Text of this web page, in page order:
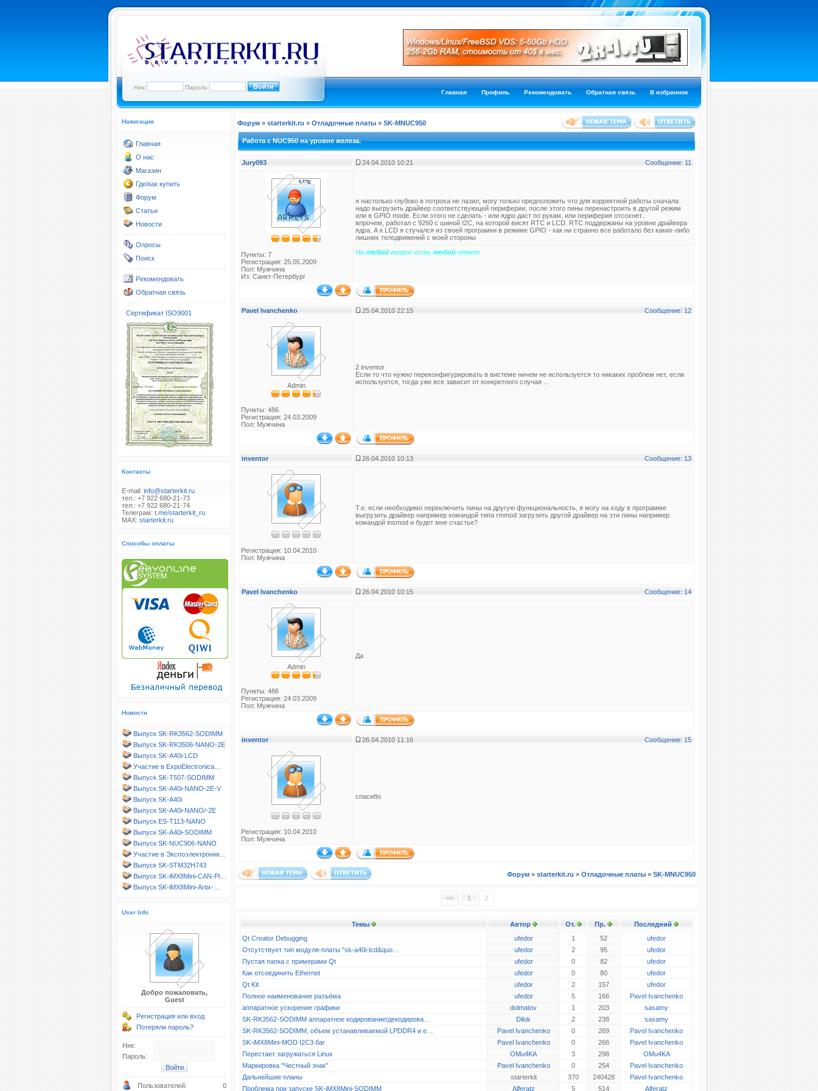
Ник: Пароль:
Главная Профиль Рекомендовать Обратная связь В избранное
Навигация
Главная
О нас
Магазин
Где/как купить
Форум
Статьи
Новости
Опросы
Поиск
Рекомендовать
Обратная связь
Сертификат ISO9001
Контакты
E-mail: info@starterkit.ru
тел.: +7 922 680-21-73
тел.: +7 922 680-21-74
Телеграм: t.me/starterkit_ru
MAX: starterkit.ru
Способы оплаты
Новости
Выпуск SK-RK3562-SODIMM
Выпуск SK-RK3506-NANO-2E
Выпуск SK-A40i-LCD
Участие в ExpoElectronica…
Выпуск SK-T507-SODIMM
Выпуск SK-A40i-NANO-2E-V
Выпуск SK-A40i
Выпуск SK-A40i-NANO/-2E
Выпуск ES-T113-NANO
Выпуск SK-A40i-SODIMM
Выпуск SK-NUC906-NANO
Участие в Экспоэлектроник…
Выпуск SK-STM32H743
Выпуск SK-iMX8Mini-CAN-Pl…
Выпуск SK-iMX8Mini-Artix-…
User Info
Добро пожаловать,
Guest
Регистрация или вход
Потеряли пароль?
Ник:
Пароль:
Пользователей: 0
Форум » starterkit.ru » Отладочные платы » SK-MNUC950
Работа с NUC950 на уровне железа.
Jury093 24.04.2010 10:21 Сообщение: 11
Пункты: 7
Регистрация: 25.05.2009
Пол: Мужчина
Из: Санкт-Петербург
я настолько глубоко в потроха не лазил, могу только предположить что для корректной работы сначала
надо выгрузить драйвер соответствующей периферии, после этого пины перенастроить в другой режим
или в GPIO mode. Если этого не сделать - или ядро даст по рукам, или периферия отсохнет..
впрочем, работал с 9260 с шиной I2C, на которой висят RTC и LCD. RTC поддержаны на уровне драйвера
ядра. А к LCD я стучался из своей програмки в режиме GPIO - как ни странно все работало без каких-либо
лишних телодвижений с моей стороны
На любой вопрос есть любой ответ.
Pavel Ivanchenko 25.04.2010 22:15 Сообщение: 12
Admin
Пункты: 486
Регистрация: 24.03.2009
Пол: Мужчина
2 inventor
Если то что нужно переконфигурировать в вистеме ничем не используется то никаких проблем нет, если
используется, тогда уже все зависит от конкретного случая ...
inventor 26.04.2010 10:13 Сообщение: 13
Регистрация: 10.04.2010
Пол: Мужчина
Т.е. если необходимо переключить пины на другую функциональность, я могу на ходу в программе
выгрузить драйвер например командой типа rmmod загрузить другой драйвер на эти пины например
командой insmod и будет мне счастье?
Pavel Ivanchenko 26.04.2010 10:15 Сообщение: 14
Admin
Пункты: 486
Регистрация: 24.03.2009
Пол: Мужчина
Да
inventor 26.04.2010 11:16 Сообщение: 15
Регистрация: 10.04.2010
Пол: Мужчина
спасибо
Форум » starterkit.ru » Отладочные платы » SK-MNUC950
<< 1 2
Темы Автор От. Пр.
Последний
Qt Creator Debugging
ufedor 1 52
ufedor
Отсутствует тип модуля-платы "sk-a40i-lcd&quo…
ufedor 2 95
ufedor
Пустая папка с примерами Qt
ufedor 0 82
ufedor
Как отсоединить Ethernet
ufedor 0 80
ufedor
Qt Kit
ufedor 2 157
ufedor
Полное наименование разъёма
ufedor 5 166
Pavel Ivanchenko
аппаратное ускорение графики
dolmatov 1 203
sasamy
SK-RK3562-SODIMM аппаратное кодирование/декодирова…
Dilok 2 238
sasamy
SK-RK3562-SODIMM, объем устанавливаемой LPDDR4 и e…
Pavel Ivanchenko 0 269
Pavel Ivanchenko
SK-iMX8Mini-MOD I2C3 баг
Pavel Ivanchenko 0 266
Pavel Ivanchenko
Перестает загружаться Linux
OMu4KA 3 298
OMu4KA
Маркировка "Честный знак"
Pavel Ivanchenko 0 254
Pavel Ivanchenko
Дальнейшие планы
starterkit 370 240428
Pavel Ivanchenko
Проблема при запуске SK-iMX8Mini-SODIMM
Alferatz 5 514 Alferatz